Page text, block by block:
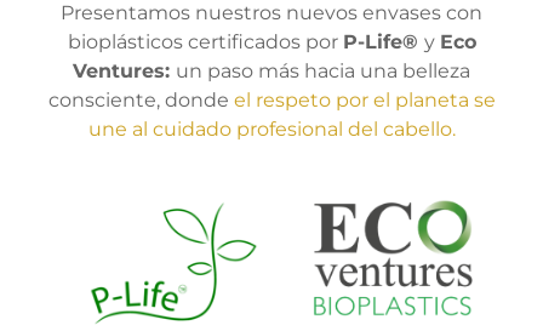
Presentamos nuestros nuevos envases con
bioplásticos certificados por P-Life® y Eco
Ventures: un paso más hacia una belleza
consciente, donde el respeto por el planeta se
une al cuidado profesional del cabello.